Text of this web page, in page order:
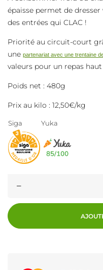
épaisse permet de
des entrées qui CLAC !
Priorité au circuit-court
une partenariat avec une trentaine
valeurs pour un repas haut
Poids net : 480g
Prix au kilo : 12,50€/kg
Siga Yuka
–